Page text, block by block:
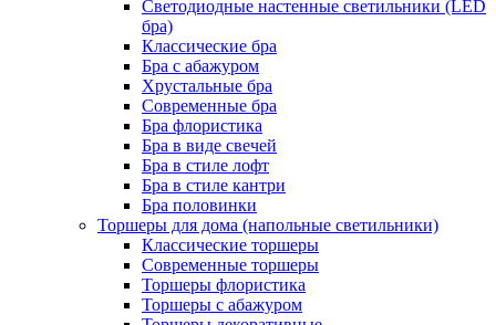
Светодиодные настенные светильники (LED
бра)
Классические бра
Бра с абажуром
Хрустальные бра
Современные бра
Бра флористика
Бра в виде свечей
Бра в стиле лофт
Бра в стиле кантри
Бра половинки
Торшеры для дома (напольные светильники)
Классические торшеры
Современные торшеры
Торшеры флористика
Торшеры с абажуром